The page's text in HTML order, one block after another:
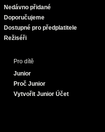
Nedávno přidané
Doporučujeme
Dostupné pro předplatitele
Režiséři
Pro dítě
Junior
Proč Junior
Vytvořit Junior Účet